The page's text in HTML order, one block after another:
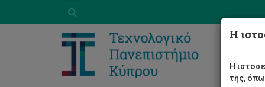
Η
Η
της,